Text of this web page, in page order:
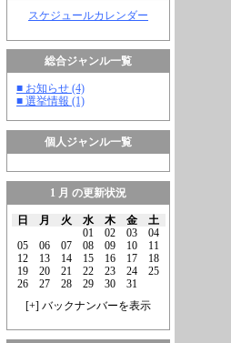
スケジュールカレンダー
総合ジャンル一覧
■ お知らせ (4)
■ 選挙情報 (1)
個人ジャンル一覧
1 月 の更新状況
日 月 火 水 木 金
土
01
02 03
04
05
06 07 08 09 10
11
12
13 14 15 16 17
18
19
20 21 22 23 24
25
26
27 28 29 30
31
[+] バックナンバーを表示